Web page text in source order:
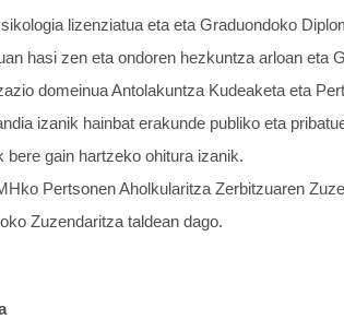
lizenziatua eta eta Graduondoko
hasi zen eta ondoren hezkuntza arloan eta
domeinua Antolakuntza Kudeaketa eta
izanik hainbat erakunde publiko eta
bere gain hartzeko ohitura izanik.
Pertsonen Aholkularitza Zerbitzuaren
Zuzendaritza taldean dago.